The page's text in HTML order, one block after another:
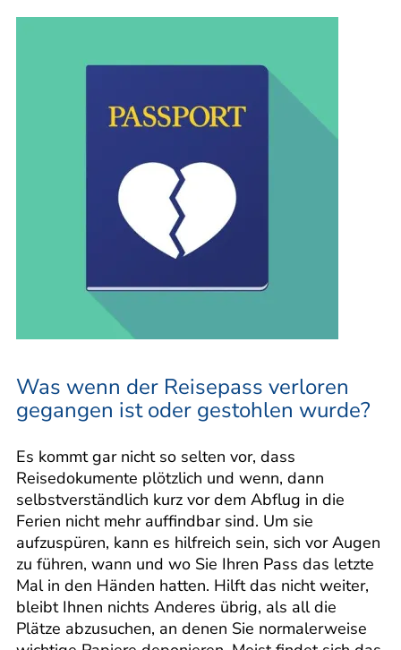
Was wenn der Reisepass verloren
gegangen ist oder gestohlen wurde?
Es kommt gar nicht so selten vor, dass
Reisedokumente plötzlich und wenn, dann
selbstverständlich kurz vor dem Abflug in die
Ferien nicht mehr auffindbar sind. Um sie
aufzuspüren, kann es hilfreich sein, sich vor Augen
zu führen, wann und wo Sie Ihren Pass das letzte
Mal in den Händen hatten. Hilft das nicht weiter,
bleibt Ihnen nichts Anderes übrig, als all die
Plätze abzusuchen, an denen Sie normalerweise